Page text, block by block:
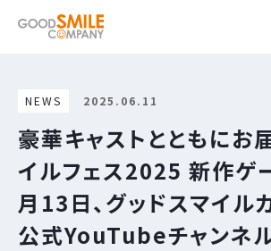
NEWS 2025.06.11
豪華キャストとともにお
イルフェス2025 新作ゲ
月13日、グッドスマイル
公式YouTubeチャンネル